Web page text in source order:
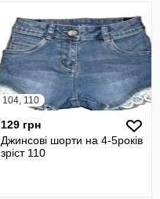
104, 110
129 грн
Джинсові шорти на 4-5років
зріст 110